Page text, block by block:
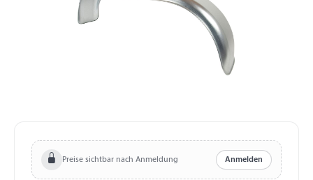
Preise sichtbar nach Anmeldung Anmelden